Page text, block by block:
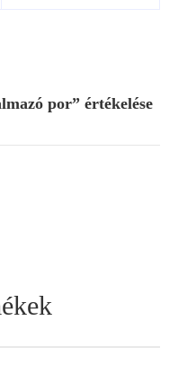
por” értékelése